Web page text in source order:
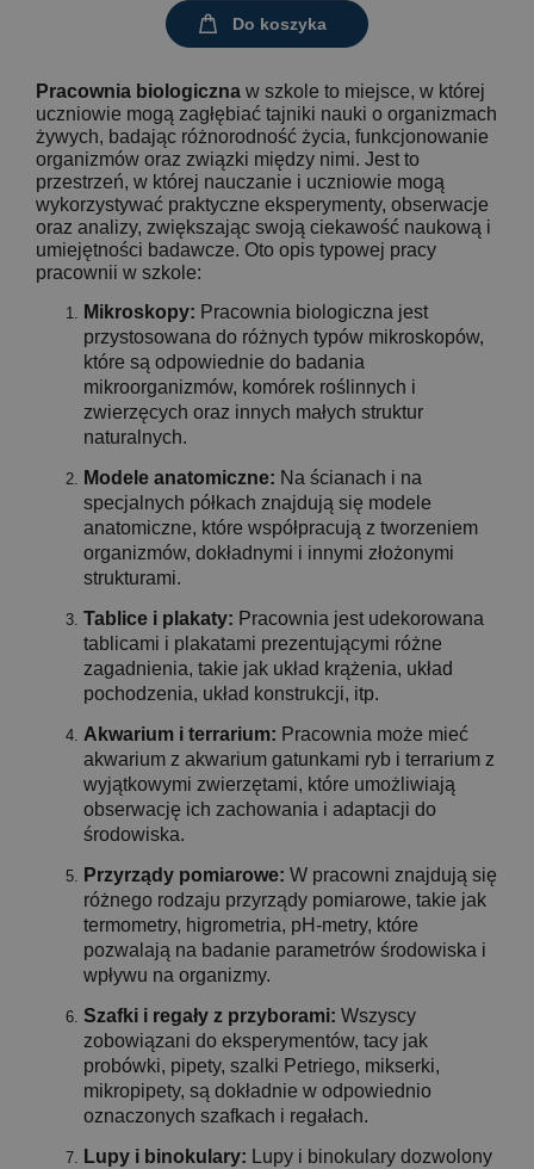
Do koszyka
Pracownia biologiczna w szkole to miejsce, w której
uczniowie mogą zagłębiać tajniki nauki o organizmach
żywych, badając różnorodność życia, funkcjonowanie
organizmów oraz związki między nimi. Jest to
przestrzeń, w której nauczanie i uczniowie mogą
wykorzystywać praktyczne eksperymenty, obserwacje
oraz analizy, zwiększając swoją ciekawość naukową i
umiejętności badawcze. Oto opis typowej pracy
pracownii w szkole:
Mikroskopy: Pracownia biologiczna jest
przystosowana do różnych typów mikroskopów,
które są odpowiednie do badania
mikroorganizmów, komórek roślinnych i
zwierzęcych oraz innych małych struktur
naturalnych.
Modele anatomiczne: Na ścianach i na
specjalnych półkach znajdują się modele
anatomiczne, które współpracują z tworzeniem
organizmów, dokładnymi i innymi złożonymi
strukturami.
Tablice i plakaty: Pracownia jest udekorowana
tablicami i plakatami prezentującymi różne
zagadnienia, takie jak układ krążenia, układ
pochodzenia, układ konstrukcji, itp.
Akwarium i terrarium: Pracownia może mieć
akwarium z akwarium gatunkami ryb i terrarium z
wyjątkowymi zwierzętami, które umożliwiają
obserwację ich zachowania i adaptacji do
środowiska.
Przyrządy pomiarowe: W pracowni znajdują się
różnego rodzaju przyrządy pomiarowe, takie jak
termometry, higrometria, pH-metry, które
pozwalają na badanie parametrów środowiska i
wpływu na organizmy.
Szafki i regały z przyborami: Wszyscy
zobowiązani do eksperymentów, tacy jak
probówki, pipety, szalki Petriego, mikserki,
mikropipety, są dokładnie w odpowiednio
oznaczonych szafkach i regałach.
Lupy i binokulary: Lupy i binokulary dozwolony